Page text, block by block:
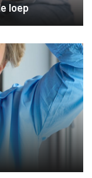
loep